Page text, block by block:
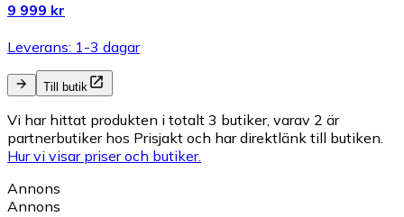
9 999 kr
Leverans: 1-3 dagar
Till butik
Vi har hittat produkten i totalt 3 butiker, varav 2 är
partnerbutiker hos Prisjakt och har direktlänk till butiken.
Hur vi visar priser och butiker.
Annons
Annons